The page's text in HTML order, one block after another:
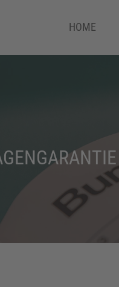
HOME